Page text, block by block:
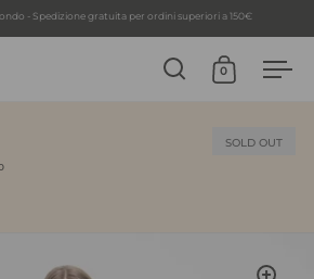
- Spedizione gratuita per ordini superiori a 150€
Apri ricerca
Apri
0 Apri
SOLD OUT